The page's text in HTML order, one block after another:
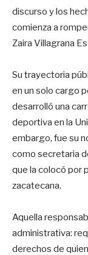
discurso y los
comienza a
Zaira Villagrana
Su trayectoria
en un solo cargo
desarrolló una
deportiva en la
embargo, fue su
como secretaria
que la colocó por
zacatecana.
Aquella
administrativa:
derechos de